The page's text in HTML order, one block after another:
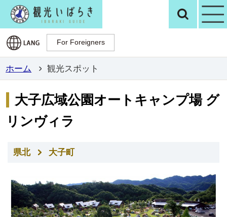
観光いばらき検
For Foreigners
For Foreigners
ホーム 観光スポット
大子広域公園オートキャンプ場 グ
リンヴィラ
県北 大子町